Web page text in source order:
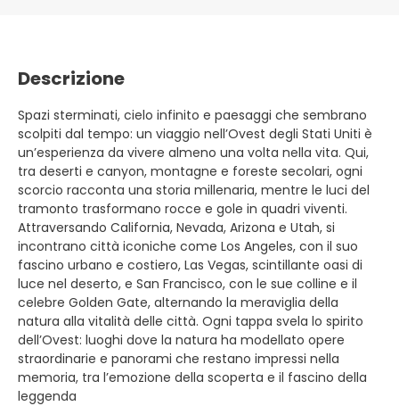
Descrizione
Spazi sterminati, cielo infinito e paesaggi che sembrano
scolpiti dal tempo: un viaggio nell’Ovest degli Stati Uniti è
un’esperienza da vivere almeno una volta nella vita. Qui,
tra deserti e canyon, montagne e foreste secolari, ogni
scorcio racconta una storia millenaria, mentre le luci del
tramonto trasformano rocce e gole in quadri viventi.
Attraversando California, Nevada, Arizona e Utah, si
incontrano città iconiche come Los Angeles, con il suo
fascino urbano e costiero, Las Vegas, scintillante oasi di
luce nel deserto, e San Francisco, con le sue colline e il
celebre Golden Gate, alternando la meraviglia della
natura alla vitalità delle città. Ogni tappa svela lo spirito
dell’Ovest: luoghi dove la natura ha modellato opere
straordinarie e panorami che restano impressi nella
memoria, tra l’emozione della scoperta e il fascino della
leggenda